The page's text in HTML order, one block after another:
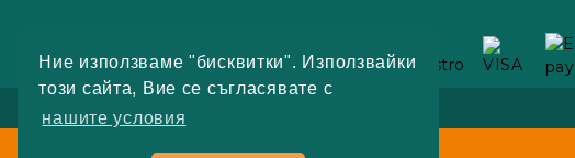
Ние използваме "бисквитки". Използвайки
този сайта, Вие се съгласявате с
нашите условия